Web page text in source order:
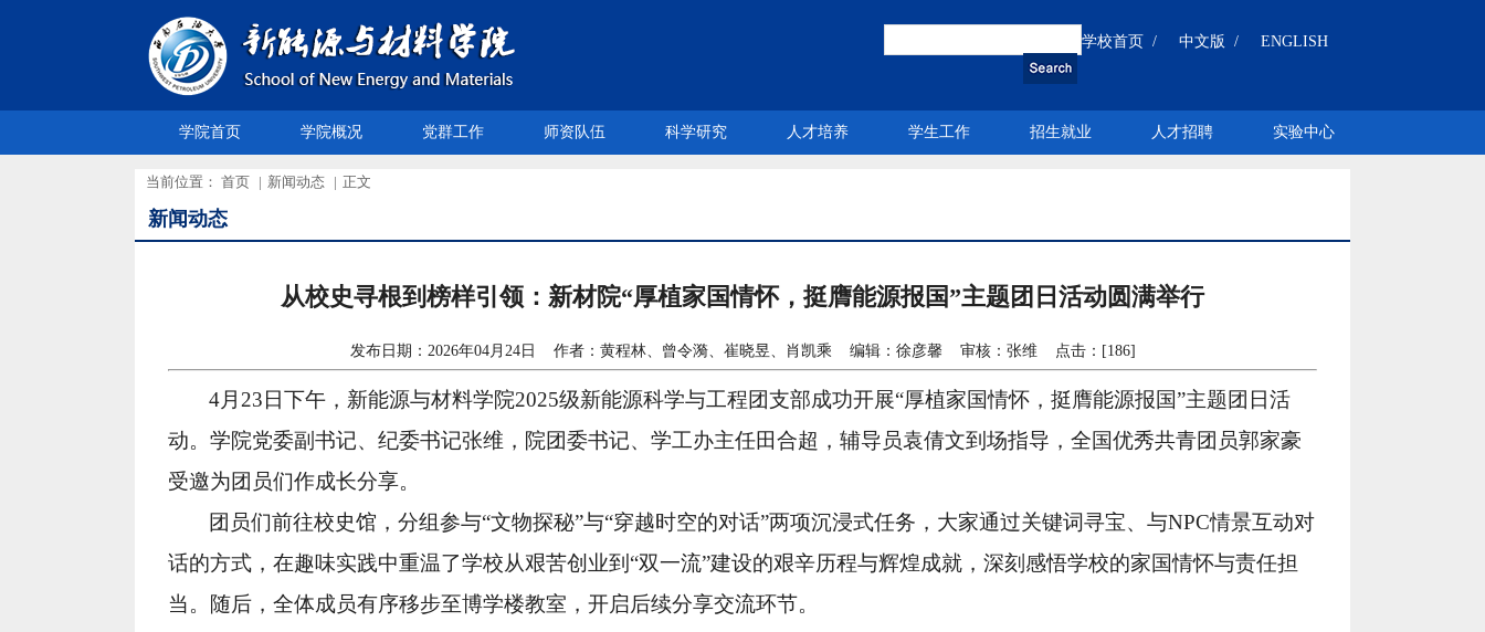
ENGLISH
中文版 /
学校首页 /
学院首页 学院概况 党群工作 师资队伍 科学研究 人才培养 学生工作 招生就业 人才招聘 实验中心
当前位置： 首页 | 新闻动态 | 正文
新闻动态
从校史寻根到榜样引领：新材院“厚植家国情怀，挺膺能源报国”主题团日活动圆满举行
发布日期：2026年04月24日 作者：黄程林、曾令漪、崔晓昱、肖凯乘 编辑：徐彦馨 审核：张维 点击：[186]
4月23日下午，新能源与材料学院2025级新能源科学与工程团支部成功开展“厚植家国情怀，挺膺能源报国”主题团日活
动。学院党委副书记、纪委书记张维，院团委书记、学工办主任田合超，辅导员袁倩文到场指导，全国优秀共青团员郭家豪
受邀为团员们作成长分享。
团员们前往校史馆，分组参与“文物探秘”与“穿越时空的对话”两项沉浸式任务，大家通过关键词寻宝、与NPC情景互动对
话的方式，在趣味实践中重温了学校从艰苦创业到“双一流”建设的艰辛历程与辉煌成就，深刻感悟学校的家国情怀与责任担
当。随后，全体成员有序移步至博学楼教室，开启后续分享交流环节。